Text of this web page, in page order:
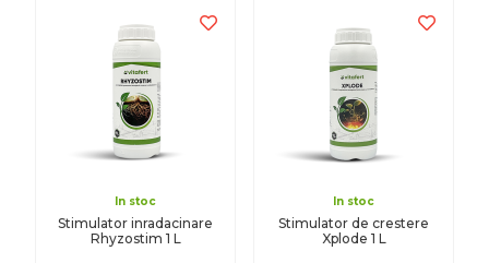
In stoc
Stimulator inradacinare
Rhyzostim 1 L
In stoc
Stimulator de crestere
Xplode 1 L